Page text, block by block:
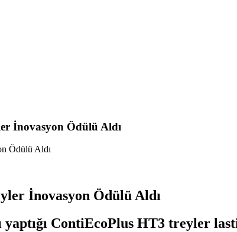
İnovasyon Ödülü Aldı
İnovasyon Ödülü Aldı
yaptığı ContiEcoPlus HT3 treyler